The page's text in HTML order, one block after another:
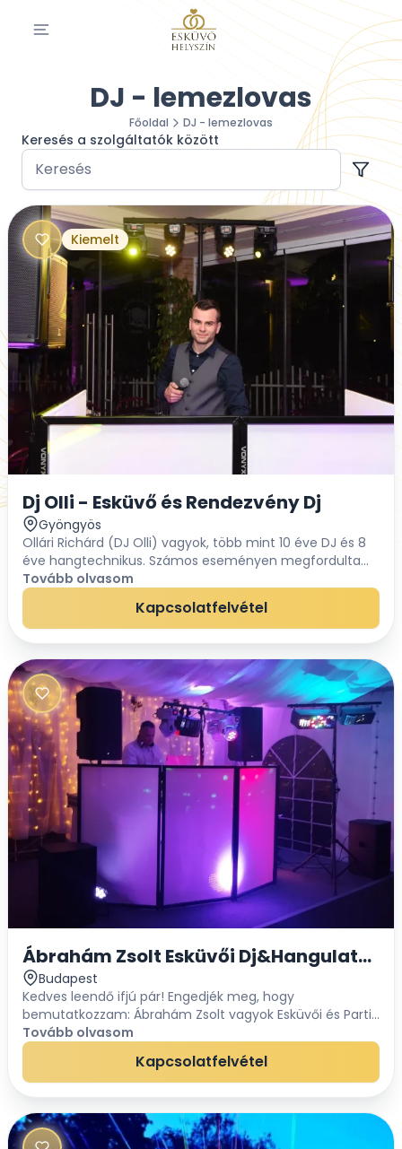
DJ - lemezlovas
Főoldal DJ - lemezlovas
Keresés a szolgáltatók között
Dj Olli - Esküvő és Rendezvény Dj
Gyöngyös
Ollári Richárd (DJ Olli) vagyok, több mint 10 éve DJ és 8
éve hangtechnikus. Számos eseményen megfordultam
már, ebből kifolyólag rengeteg tapasztalatot gyűjtöttem
minden területen. Garantálni tudom, h...
Tovább olvasom
Kapcsolatfelvétel
Kiemelt
Ábrahám Zsolt Esküvői
Budapest
Kedves leendő ifjú pár! Engedjék meg, hogy
bemutatkozzam: Ábrahám Zsolt vagyok Esküvői és Parti
Dj.Leinformálható nívós referenciával, komplett
minőségi hang és fénytechnikával,rendkívűl széles...
Tovább olvasom
Kapcsolatfelvétel